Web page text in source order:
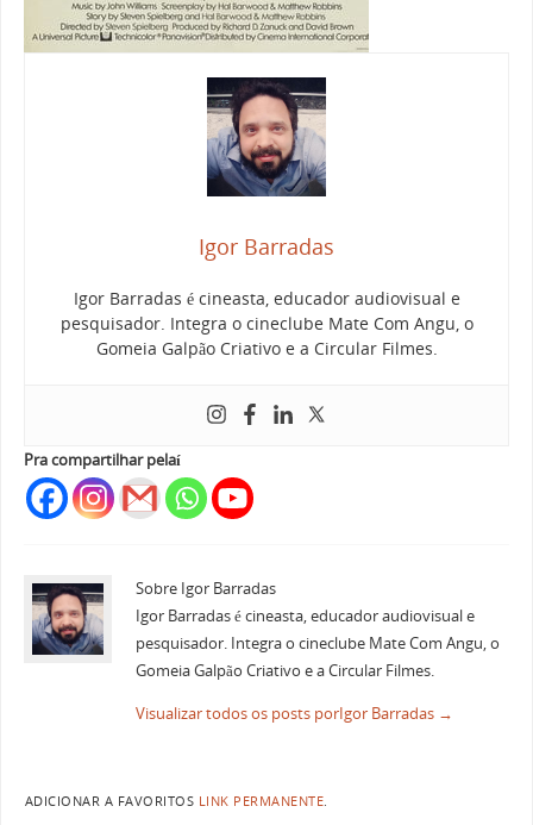
Igor Barradas
Igor Barradas é cineasta, educador audiovisual e
pesquisador. Integra o cineclube Mate Com Angu, o
Gomeia Galpão Criativo e a Circular Filmes.
Pra compartilhar pelaí
Sobre Igor Barradas
Igor Barradas é cineasta, educador audiovisual e
pesquisador. Integra o cineclube Mate Com Angu, o
Gomeia Galpão Criativo e a Circular Filmes.
Visualizar todos os posts porIgor Barradas →
ADICIONAR A FAVORITOS LINK PERMANENTE.